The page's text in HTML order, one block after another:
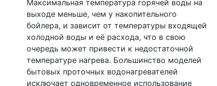
Максимальная температура горячей воды на
выходе меньше, чем у накопительного
бойлера, и зависит от температуры входящей
холодной воды и её расхода, что в свою
очередь может привести к недостаточной
температуре нагрева. Большинство моделей
бытовых проточных водонагревателей
исключает одновременное использование